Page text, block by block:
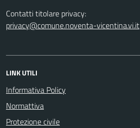
Contatti titolare privacy:
privacy@comune.noventa-vicentina.vi.it
LINK UTILI
Informativa Policy
Normattiva
Protezione civile